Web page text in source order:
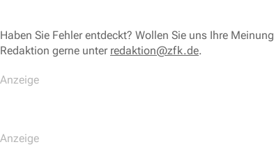
Haben Sie Fehler entdeckt? Wollen Sie uns Ihre
Redaktion gerne unter redaktion@zfk.de.